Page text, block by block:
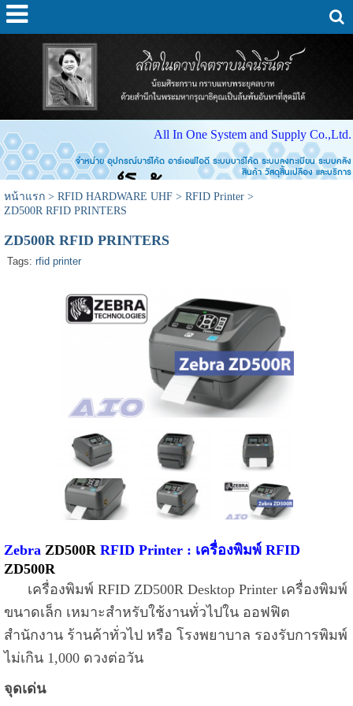
All In One System and Supply Co.,Ltd.
จำหน่าย อุปกรณ์บาร์โค้ด อาร์เอฟไอดี ระบบบาร์โค้ด ระบบลงทะเบียน ระบบคลัง
สินค้า วัสดุสิ้นเปลือง และบริการ
หน้าแรก> RFID HARDWARE UHF> RFID Printer>
ZD500R RFID PRINTERS
ZD500R RFID PRINTERS
Tags: rfid printer
Zebra ZD500R RFID Printer : เครื่องพิมพ์ RFID
ZD500R
เครื่องพิมพ์ RFID ZD500R Desktop Printer เครื่องพิมพ์
ขนาดเล็ก เหมาะสำหรับใช้งานทั่วไปใน ออฟฟิต
สำนักงาน ร้านค้าทั่วไป หรือ โรงพยาบาล รองรับการพิมพ์
ไม่เกิน 1,000 ดวงต่อวัน
จุดเด่น